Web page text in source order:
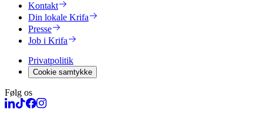
Kontakt
Din lokale Krifa
Presse
Job i Krifa
Privatpolitik
Cookie samtykke
Følg os